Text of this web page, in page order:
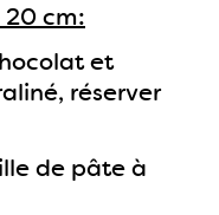
20 cm:
et
réserver
de pâte à